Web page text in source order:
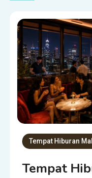
Tempat Hiburan
Tempat